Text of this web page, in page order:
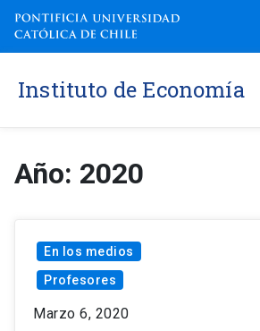
Instituto de Economía
Año: 2020
En los medios
Profesores
Marzo 6, 2020